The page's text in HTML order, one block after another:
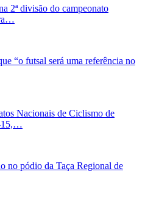
2ª divisão do campeonato
“o futsal será uma referência no
Nacionais de Ciclismo de
15,…
no pódio da Taça Regional de